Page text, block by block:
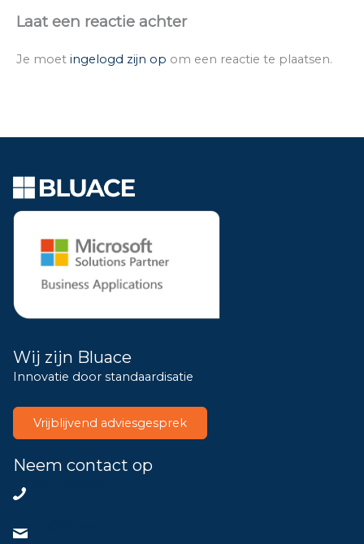
Laat een reactie achter
Je moet ingelogd zijn op om een reactie te plaatsen.
Wij zijn Bluace
Innovatie door standaardisatie
Vrijblijvend adviesgesprek
Neem contact op